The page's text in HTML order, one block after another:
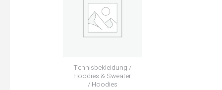
Tennisbekleidung /
Hoodies & Sweater
/ Hoodies